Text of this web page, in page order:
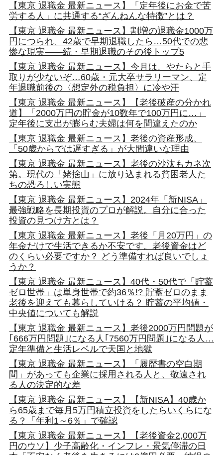
【東京 退職金 最新ニュース】「定年後にお金で苦
労する人」に共通する“ざんねんな特徴”とは？
【東京 退職金 最新ニュース】割増の退職金1000万
円につられ、42歳で早期退職したら…50代での悲
惨な現実――続・早期退職のその後トップ5
【東京 退職金 最新ニュース】今月は、やたらと手
取りが少ないぞ…60歳・元大卒サラリーマン、定
年退職前後の〈想定外の税負担〉に冷や汗
【東京 退職金 最新ニュース】【老後破産の分かれ
道】「2000万円の貯金が10数年で100万円に…」
定年後に支出が膨らむ夫婦は何を間違えたのか
【東京 退職金 最新ニュース】老後の資産形成、
「50歳からでは遅すぎる」が大間違いな理由
【東京 退職金 最新ニュース】老後の沙汰もカネ次
第。現代の「姥捨山」に放り込まれる貧困老人た
ちの恐ろしい実態
【東京 退職金 最新ニュース】2024年「新NISA」
最強戦略を長期投資のプロが解説。自分に合った
投資の見つけ方とは？
【東京 退職金 最新ニュース】老後「月20万円」の
年金だけで生活できるか不安です。老後資金はど
のくらい必要ですか？ どう準備すれば良いでしょ
うか？
【東京 退職金 最新ニュース】40代・50代で「貯蓄
ゼロ世帯」は単身世帯で約36％!? 貯蓄ゼロのまま
老後を迎えても暮らしていける？ 貯蓄の平均値・
中央値についても解説
【東京 退職金 最新ニュース】老後2000万円問題が
｢666万円問題｣になる人｢7560万円問題｣になる人…
定年準備と生活レベルで天国と地獄
【東京 退職金 最新ニュース】「履歴書の空白期
間」があっても企業に採用される人と、敬遠され
る人の決定的な差
【東京 退職金 最新ニュース】【新NISA】40歳か
ら65歳まで毎月5万円積立投資をしたらいくらにな
る？「年利1～6％」で確認
【東京 退職金 最新ニュース】【老後資金2,000万
円のウソ】少子高齢化・インフレ・景気停滞の日